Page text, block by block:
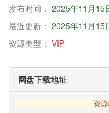
发布时间： 2025年11月15
最近更新： 2025年11月15
资源类型： VIP
网盘下载地址
资源